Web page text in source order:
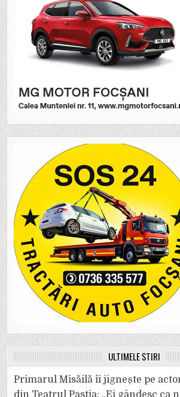
ULTIMELE ȘTIRI
Primarul Misăilă îi jignește pe
din Teatrul Pastia: „Ei gândesc ca